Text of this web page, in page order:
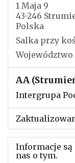
1 Maja 9
43-246
Polska
Salka przy
AA
Intergrupa
Informacje
nas o tym.